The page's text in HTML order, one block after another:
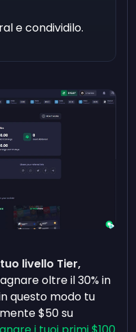
e condividilo.
livello Tier,
oltre il 30% in
questo modo tu
$50 su